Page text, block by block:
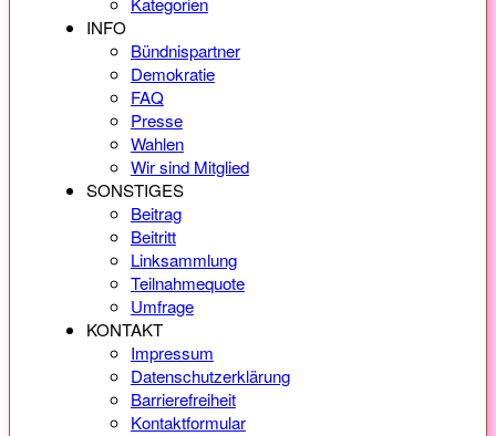
INFO
Bündnispartner
Demokratie
FAQ
Presse
Wahlen
Wir sind Mitglied
SONSTIGES
Beitrag
Beitritt
Linksammlung
Teilnahmequote
Umfrage
KONTAKT
Impressum
Datenschutzerklärung
Barrierefreiheit
Kontaktformular